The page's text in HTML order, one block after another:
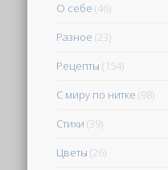
О себе (46)
Разное (23)
Рецепты (154)
С миру по нитке (98)
Стихи (39)
Цветы (26)